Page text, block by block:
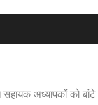
सहायक अध्यापकों को